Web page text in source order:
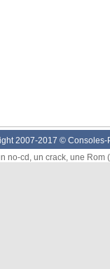
2007-2017 © Consoles-
no-cd, un crack, une